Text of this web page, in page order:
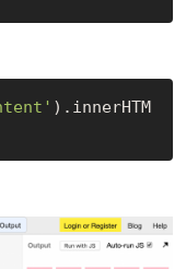
).innerHTM